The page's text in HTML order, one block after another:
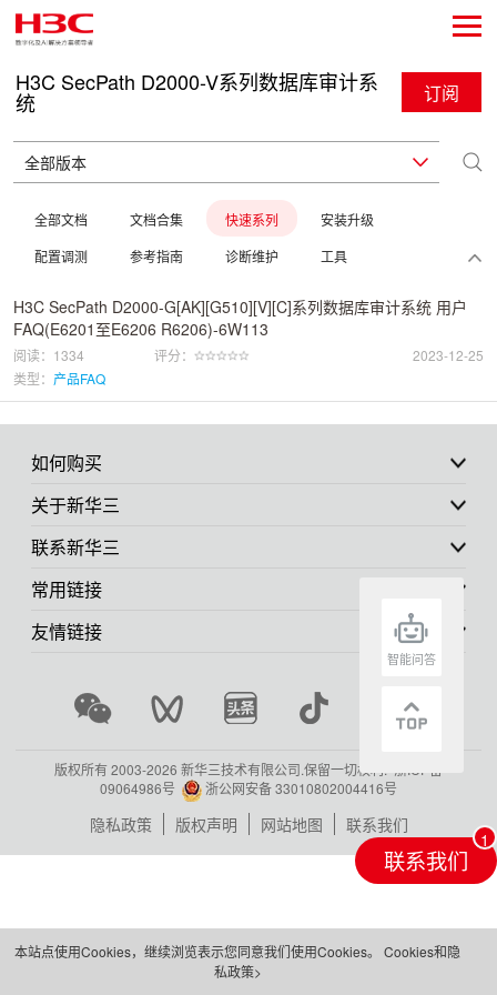
H3C SecPath D2000-V系列数据库审计系
统 订阅
全部文档 文档合集 快速系列
安装升级
配置调测
参考指南 诊断维护 工具
H3C SecPath D2000-G[AK][G510][V][C]系列数据库审计系统 用户
FAQ(E6201至E6206 R6206)-6W113
阅读：1334 评分：
2023-12-25
类型： 产品FAQ
如何购买
关于新华三
联系新华三
常用链接
友情链接
版权所有 2003-2026 新华三技术有限公司.保留一切权利. 浙ICP备
09064986号
浙公网安备 33010802004416号
隐私政策 版权声明 网站地图 联系我们
联系我们
本站点使用Cookies，继续浏览表示您同意我们使用Cookies。 Cookies和隐
私政策>
智能问答